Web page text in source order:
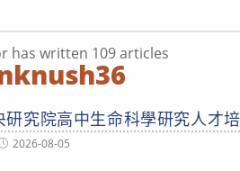
has written 109 articles
研究院高中生命科學研究人才
2026-08-05